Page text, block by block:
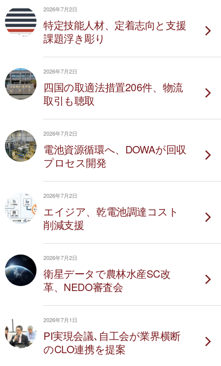
2026年7月2日
特定技能人材、定着志向と支援
課題浮き彫り
2026年7月2日
四国の取適法措置206件、物流
取引も聴取
2026年7月2日
電池資源循環へ、DOWAが回収
プロセス開発
2026年7月2日
エイジア、乾電池調達コスト
削減支援
2026年7月2日
衛星データで農林水産SC改
革、NEDO審査会
2026年7月1日
PI実現会議､自工会が業界横断
のCLO連携を提案